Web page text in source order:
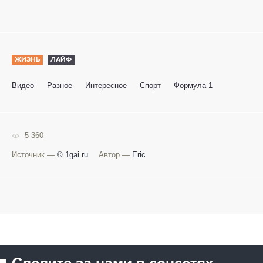
ЖИЗНЬ ЛАЙФ
Видео Разное Интересное Спорт Формула 1
5 360
Источник — © 1gai.ru Автор — Eric